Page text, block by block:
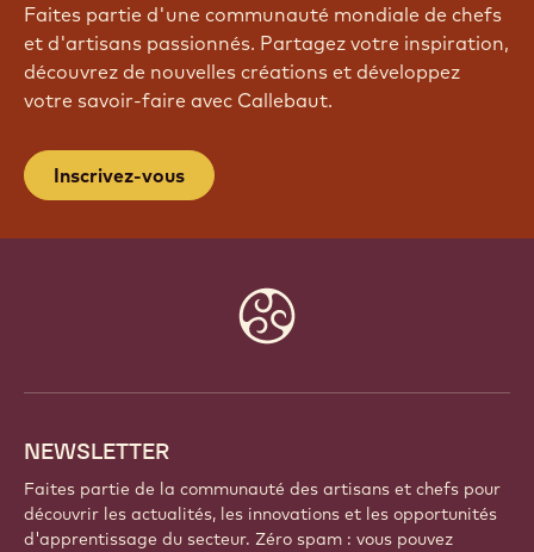
Faites partie d'une communauté mondiale de chefs
et d'artisans passionnés. Partagez votre inspiration,
découvrez de nouvelles créations et développez
votre savoir-faire avec Callebaut.
Inscrivez-vous
NEWSLETTER
Faites partie de la communauté des artisans et chefs pour
découvrir les actualités, les innovations et les opportunités
d'apprentissage du secteur. Zéro spam : vous pouvez